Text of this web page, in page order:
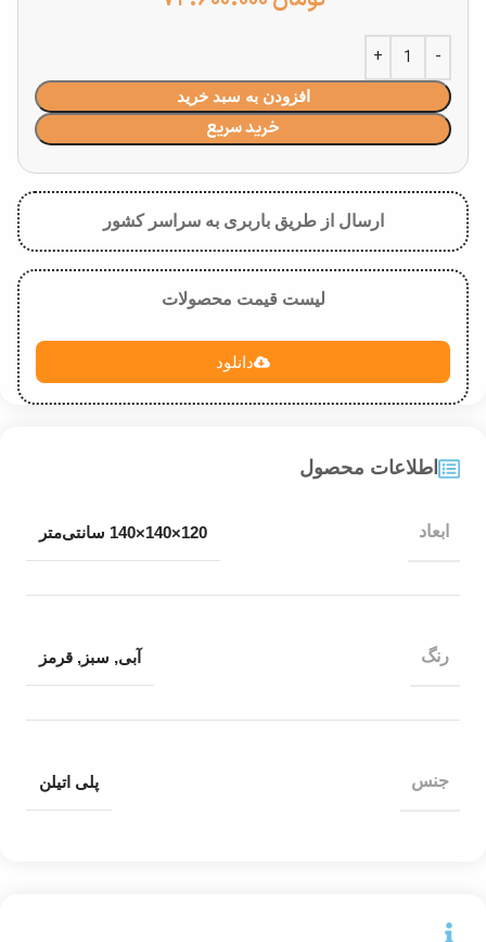
افزودن به سبد خرید
خرید سریع
ارسال از طریق باربری به سراسر کشور
لیست قیمت محصولات
دانلود
اطلاعات محصول
ابعاد 120×140×140 سانتی‌متر
رنگ آبی, سبز , قرمز
جنس پلی اتیلن